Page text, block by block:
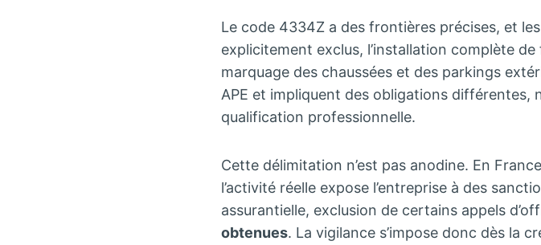
Le code 4334Z a des frontières précises, et
explicitement exclus, l’installation complète
marquage des chaussées et des parkings
APE et impliquent des obligations différentes,
qualification professionnelle.
Cette délimitation n’est pas anodine. En
l’activité réelle expose l’entreprise à des
assurantielle, exclusion de certains appels
obtenues. La vigilance s’impose donc dès la